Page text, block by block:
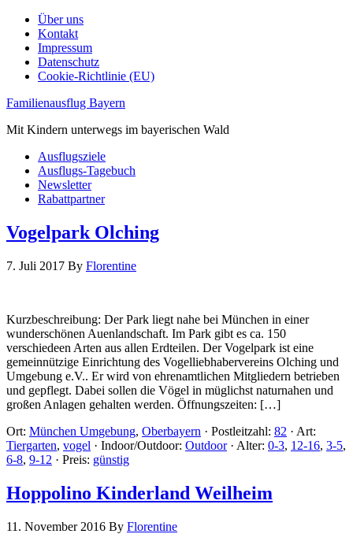
Über uns
Kontakt
Impressum
Datenschutz
Cookie-Richtlinie (EU)
Familienausflug Bayern
Mit Kindern unterwegs im bayerischen Wald
Ausflugsziele
Ausflugs-Tagebuch
Newsletter
Rabattpartner
Vogelpark Olching
7. Juli 2017 By Florentine
Kurzbeschreibung: Der Park liegt nahe bei München in einer
wunderschönen Auenlandschaft. Im Park gibt es ca. 150
verschiedeen Arten aus allen Erdteilen. Der Vogelpark ist eine
gemeinnützige Einrichtung des Vogelliebhabervereins Olching und
Umgebung e.V.. Er wird von ehrenamtlichen Mitgliedern betrieben
und gepflegt. Dabei sollen die Vögel in müglichst naturnahen und
großen Anlagen gehalten werden. Öffnungszeiten: […]
Ort: München Umgebung, Oberbayern · Postleitzahl: 82 · Art:
Tiergarten, vogel · Indoor/Outdoor: Outdoor· Alter: 0-3, 12-16, 3-5,
6-8, 9-12 · Preis: günstig
Hoppolino Kinderland Weilheim
11. November 2016 By Florentine